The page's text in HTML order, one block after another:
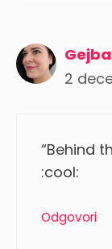
Gejba
2
“Behind
:cool:
Odgovori